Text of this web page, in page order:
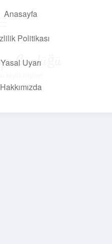
Anasayfa
Politikası
Yasal Uyarı
Hakkımızda
Günlüğü